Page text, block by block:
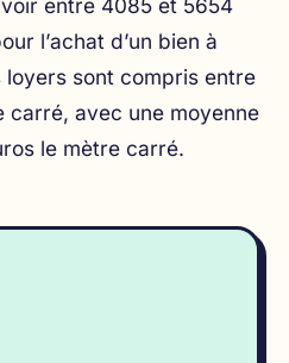
l’achat d’un bien à
loyers sont compris entre
carré, avec une moyenne
le mètre carré.